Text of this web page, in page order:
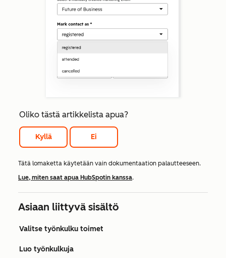
Oliko tästä artikkelista apua?
Kyllä Ei
Tätä lomaketta käytetään vain dokumentaation palautteeseen.
Lue, miten saat apua HubSpotin kanssa.
Asiaan liittyvä sisältö
Valitse työnkulku toimet
Luo työnkulkuja